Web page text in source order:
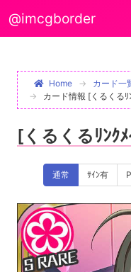
@imcgborder
Home
カード一
カード情報 [くるくる
[くるくるﾘﾝｸ
通常 ｻｲﾝ有